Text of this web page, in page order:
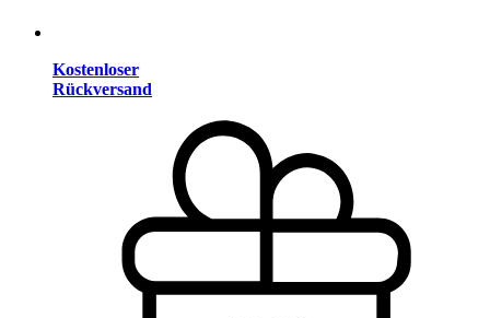
Kostenloser
Rückversand